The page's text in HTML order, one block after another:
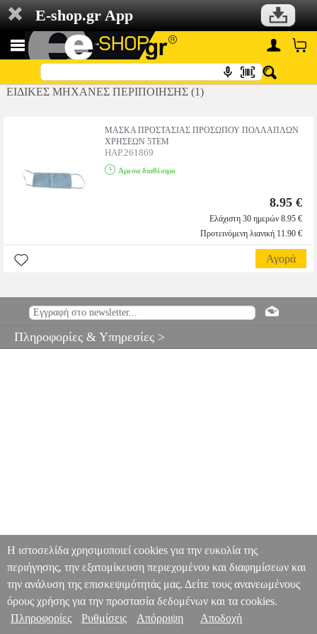
E-shop.gr App
ΕΙΔΙΚΕΣ ΜΗΧΑΝΕΣ ΠΕΡΙΠΟΙΗΣΗΣ (1)
ΜΑΣΚΑ ΠΡΟΣΤΑΣΙΑΣ ΠΡΟΣΩΠΟΥ ΠΟΛΛΑΠΛΩΝ
ΧΡΗΣΕΩΝ 5ΤΕΜ
HAP.261869
Αμεσα διαθέσιμο
8.95 €
Ελάχιστη 30 ημερών 8.95 €
Προτεινόμενη λιανική 11.90 €
Αγορά
Πληροφορίες & Υπηρεσίες >
Η ιστοσελίδα χρησιμοποιεί cookies για την ευκολία της
περιήγησης, την εξατομίκευση περιεχομένου και διαφημίσεων και
την ανάλυση της επισκεψιμότητάς μας. Δείτε τους ανανεωμένους
όρους χρήσης για την προστασία δεδομένων και τα cookies.
Πληροφορίες
Ρυθμίσεις Απόρριψη Αποδοχή